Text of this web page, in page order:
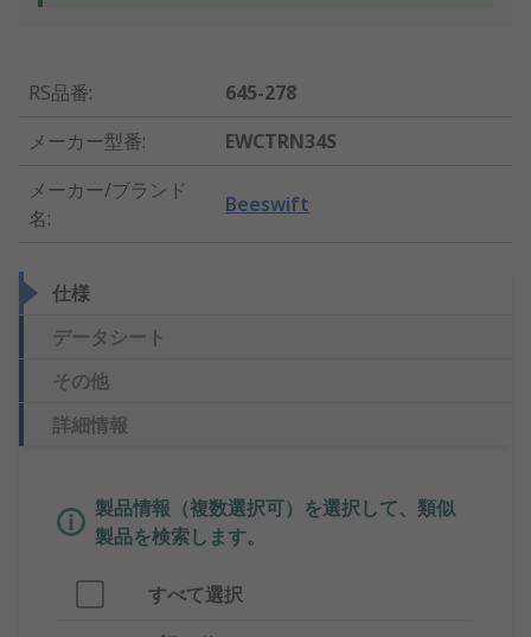
RS品番:
645-278
メーカー型番:
EWCTRN34S
メーカー/ブランド
名:
Beeswift
仕様
データシート
その他
詳細情報
製品情報（複数選択可）を選択して、類似
製品を検索します。
すべて選択